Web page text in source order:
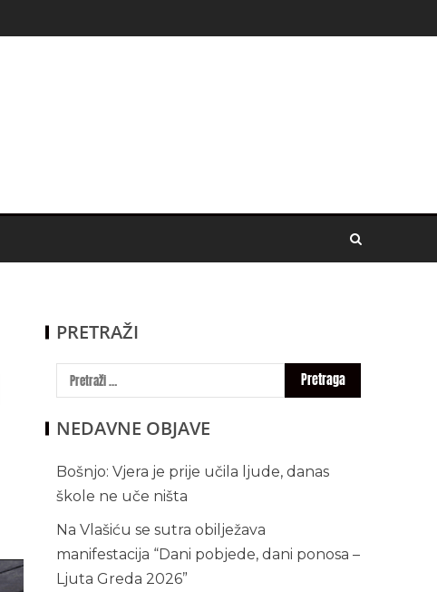
PRETRAŽI
NEDAVNE OBJAVE
Bošnjo: Vjera je prije učila ljude, danas
škole ne uče ništa
Na Vlašiću se sutra obilježava
manifestacija “Dani pobjede, dani ponosa –
Ljuta Greda 2026”